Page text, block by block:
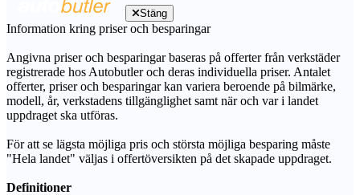
Stäng
Information kring priser och besparingar
Angivna priser och besparingar baseras på offerter från verkstäder
registrerade hos Autobutler och deras individuella priser. Antalet
offerter, priser och besparingar kan variera beroende på bilmärke,
modell, år, verkstadens tillgänglighet samt när och var i landet
uppdraget ska utföras.
För att se lägsta möjliga pris och största möjliga besparing måste
"Hela landet" väljas i offertöversikten på det skapade uppdraget.
Definitioner